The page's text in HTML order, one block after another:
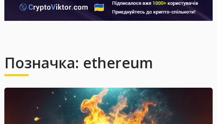
Позначка: ethereum